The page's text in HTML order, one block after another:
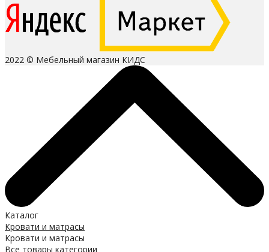
2022 © Мебельный магазин КИДС
Каталог
Кровати и матрасы
Кровати и матрасы
Все товары категории